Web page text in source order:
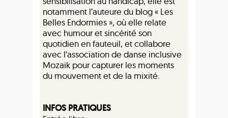
notamment l’auteure du blog « Les
Belles Endormies », où elle relate
avec humour et sincérité son
quotidien en fauteuil, et collabore
avec l’association de danse inclusive
Mozaik pour capturer les moments
du mouvement et de la mixité.
INFOS PRATIQUES